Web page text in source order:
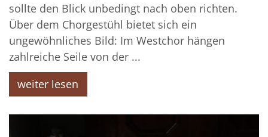
sollte den Blick unbedingt nach oben richten.
Über dem Chorgestühl bietet sich ein
ungewöhnliches Bild: Im Westchor hängen
zahlreiche Seile von der ...
weiter lesen